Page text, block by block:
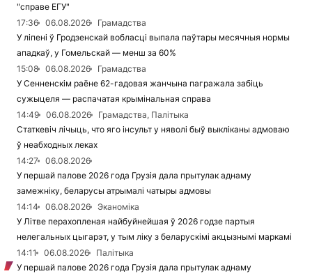
"справе ЕГУ"
17:36
06.08.2026
Грамадства
У ліпені ў Гродзенскай вобласці выпала паўтары месячныя нормы
ападкаў, у Гомельскай — менш за 60%
15:08
06.08.2026
Грамадства
У Сенненскім раёне 62-гадовая жанчына пагражала забіць
сужыцеля — распачатая крымінальная справа
14:49
06.08.2026
Грамадства, Палітыка
Статкевіч лічыць, что яго інсульт у няволі быў выкліканы адмоваю
ў неабходных леках
14:27
06.08.2026
У першай палове 2026 года Грузія дала прытулак аднаму
замежніку, беларусы атрымалі чатыры адмовы
14:14
06.08.2026
Эканоміка
У Літве перахопленая найбуйнейшая ў 2026 годзе партыя
нелегальных цыгарэт, у тым ліку з беларускімі акцызнымі маркамі
14:11
06.08.2026
Палітыка
У першай палове 2026 года Грузія дала прытулак аднаму